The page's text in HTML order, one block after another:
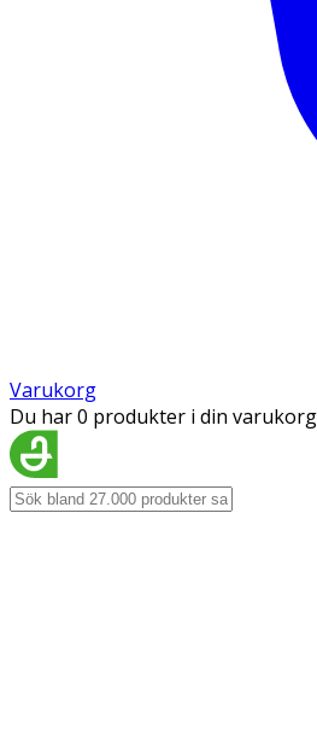
Varukorg
Du har 0 produkter i din